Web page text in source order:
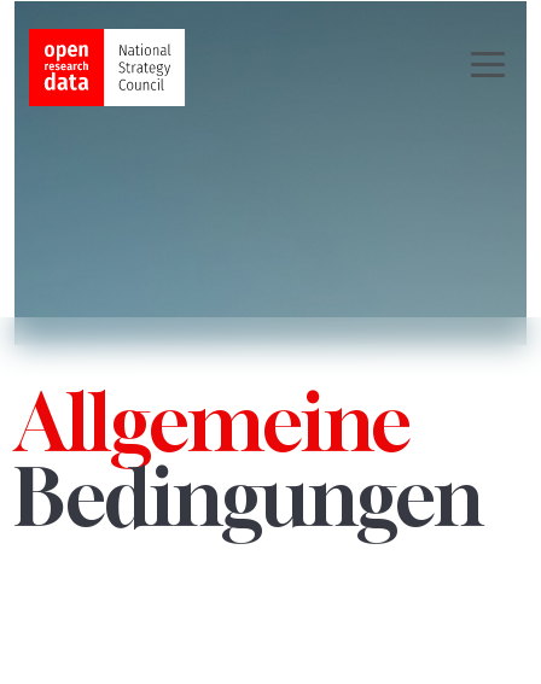
Allgemeine
Bedingungen